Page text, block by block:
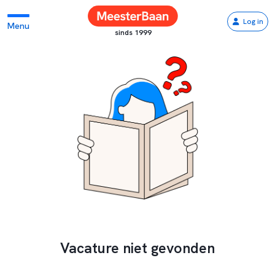
Menu
sinds 1999
Log in
Vacature niet gevonden